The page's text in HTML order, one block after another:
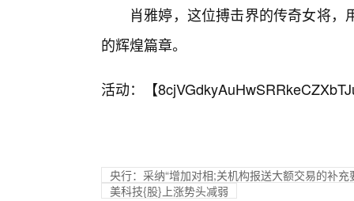
肖雅婷，这位搏击界的传奇女将
的辉煌篇章。
活动：【
央行：采纳“增加对相;关机构报送大额交易的补充
美科技{股}上涨势头减弱